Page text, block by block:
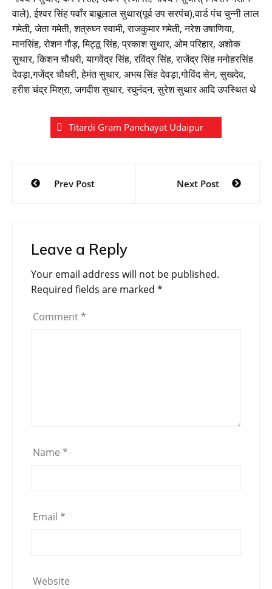
वाले), ईश्वर सिंह पवाँर बाबूलाल सुथार(पूर्व उप सरपंच),वार्ड पंच चुन्नी लाल
गमेती, जेता गमेती, शत्रुघ्न स्वामी, राजकुमार गमेती, नरेश उषाणिया,
मानसिंह, रोशन गौड़, मिट्ठू सिंह, प्रकाश सुथार, ओम परिहार, अशोक
सुथार, किशन चौधरी, यागवेंद्र सिंह, रविंद्र सिंह, राजेंद्र सिंह मनोहरसिंह
देवड़ा,गजेंद्र चौधरी, हेमंत सुथार, अभय सिंह देवड़ा,गोविंद सेन, सुखदेव,
हरीश चंद्र मिश्रा, जगदीश सुथार, रघुनंदन, सुरेश सुथार आदि उपस्थित थे
Titardi Gram Panchayat Udaipur
Post
navigation
Prev Post Next Post
Leave a Reply
Your email address will not be published.
Required fields are marked *
Comment *
Name *
Email *
Website